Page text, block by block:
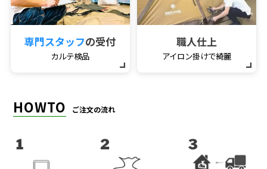
専門スタッフの受付
カルテ検品
職人仕上
アイロン掛けで綺麗
HOWTO ご注文の流れ